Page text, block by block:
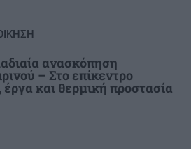
ξανά το πρόβλημα
Τι αποκαλύπτει η αυτοψία
ανασκόπηση
– Στο επίκεντρο
έργα και θερμική προστασία